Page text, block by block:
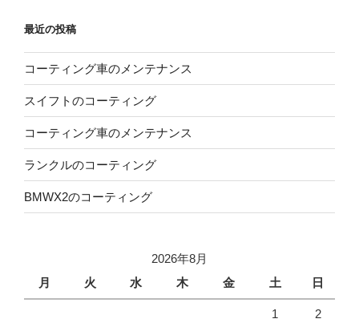
最近の投稿
コーティング車のメンテナンス
スイフトのコーティング
コーティング車のメンテナンス
ランクルのコーティング
BMWX2のコーティング
2026年8月
月
火 水 木 金 土 日
1 2